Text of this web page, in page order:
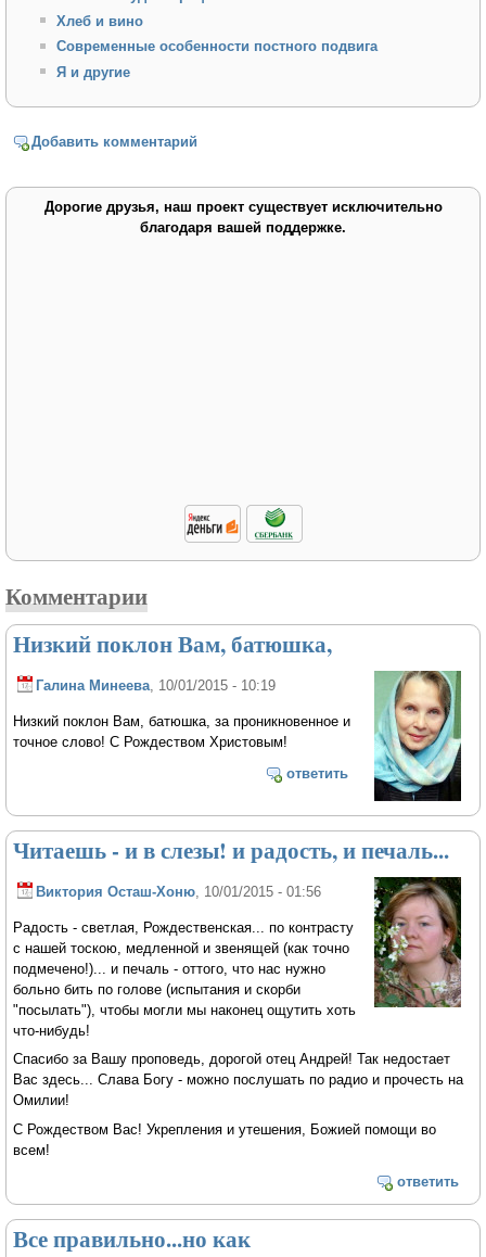
Хлеб и вино
Современные особенности постного подвига
Я и другие
Добавить комментарий
Дорогие друзья, наш проект существует исключительно
благодаря вашей поддержке.
Комментарии
Низкий поклон Вам, батюшка,
Галина Минеева, 10/01/2015 - 10:19
Низкий поклон Вам, батюшка, за проникновенное и
точное слово! С Рождеством Христовым!
ответить
Читаешь - и в слезы! и радость, и печаль...
Виктория Осташ-Хоню , 10/01/2015 - 01:56
Радость - светлая, Рождественская... по контрасту
с нашей тоскою, медленной и звенящей (как точно
подмечено!)... и печаль - оттого, что нас нужно
больно бить по голове (испытания и скорби
"посылать"), чтобы могли мы наконец ощутить хоть
что-нибудь!
Спасибо за Вашу проповедь, дорогой отец Андрей! Так недостает
Вас здесь... Слава Богу - можно послушать по радио и прочесть на
Омилии!
С Рождеством Вас! Укрепления и утешения, Божией помощи во
всем!
ответить
Все правильно...но как